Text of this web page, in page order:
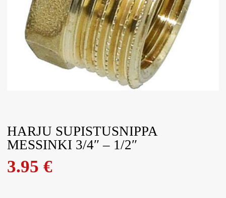
HARJU SUPISTUSNIPPA
MESSINKI 3/4″ – 1/2″
3.95€